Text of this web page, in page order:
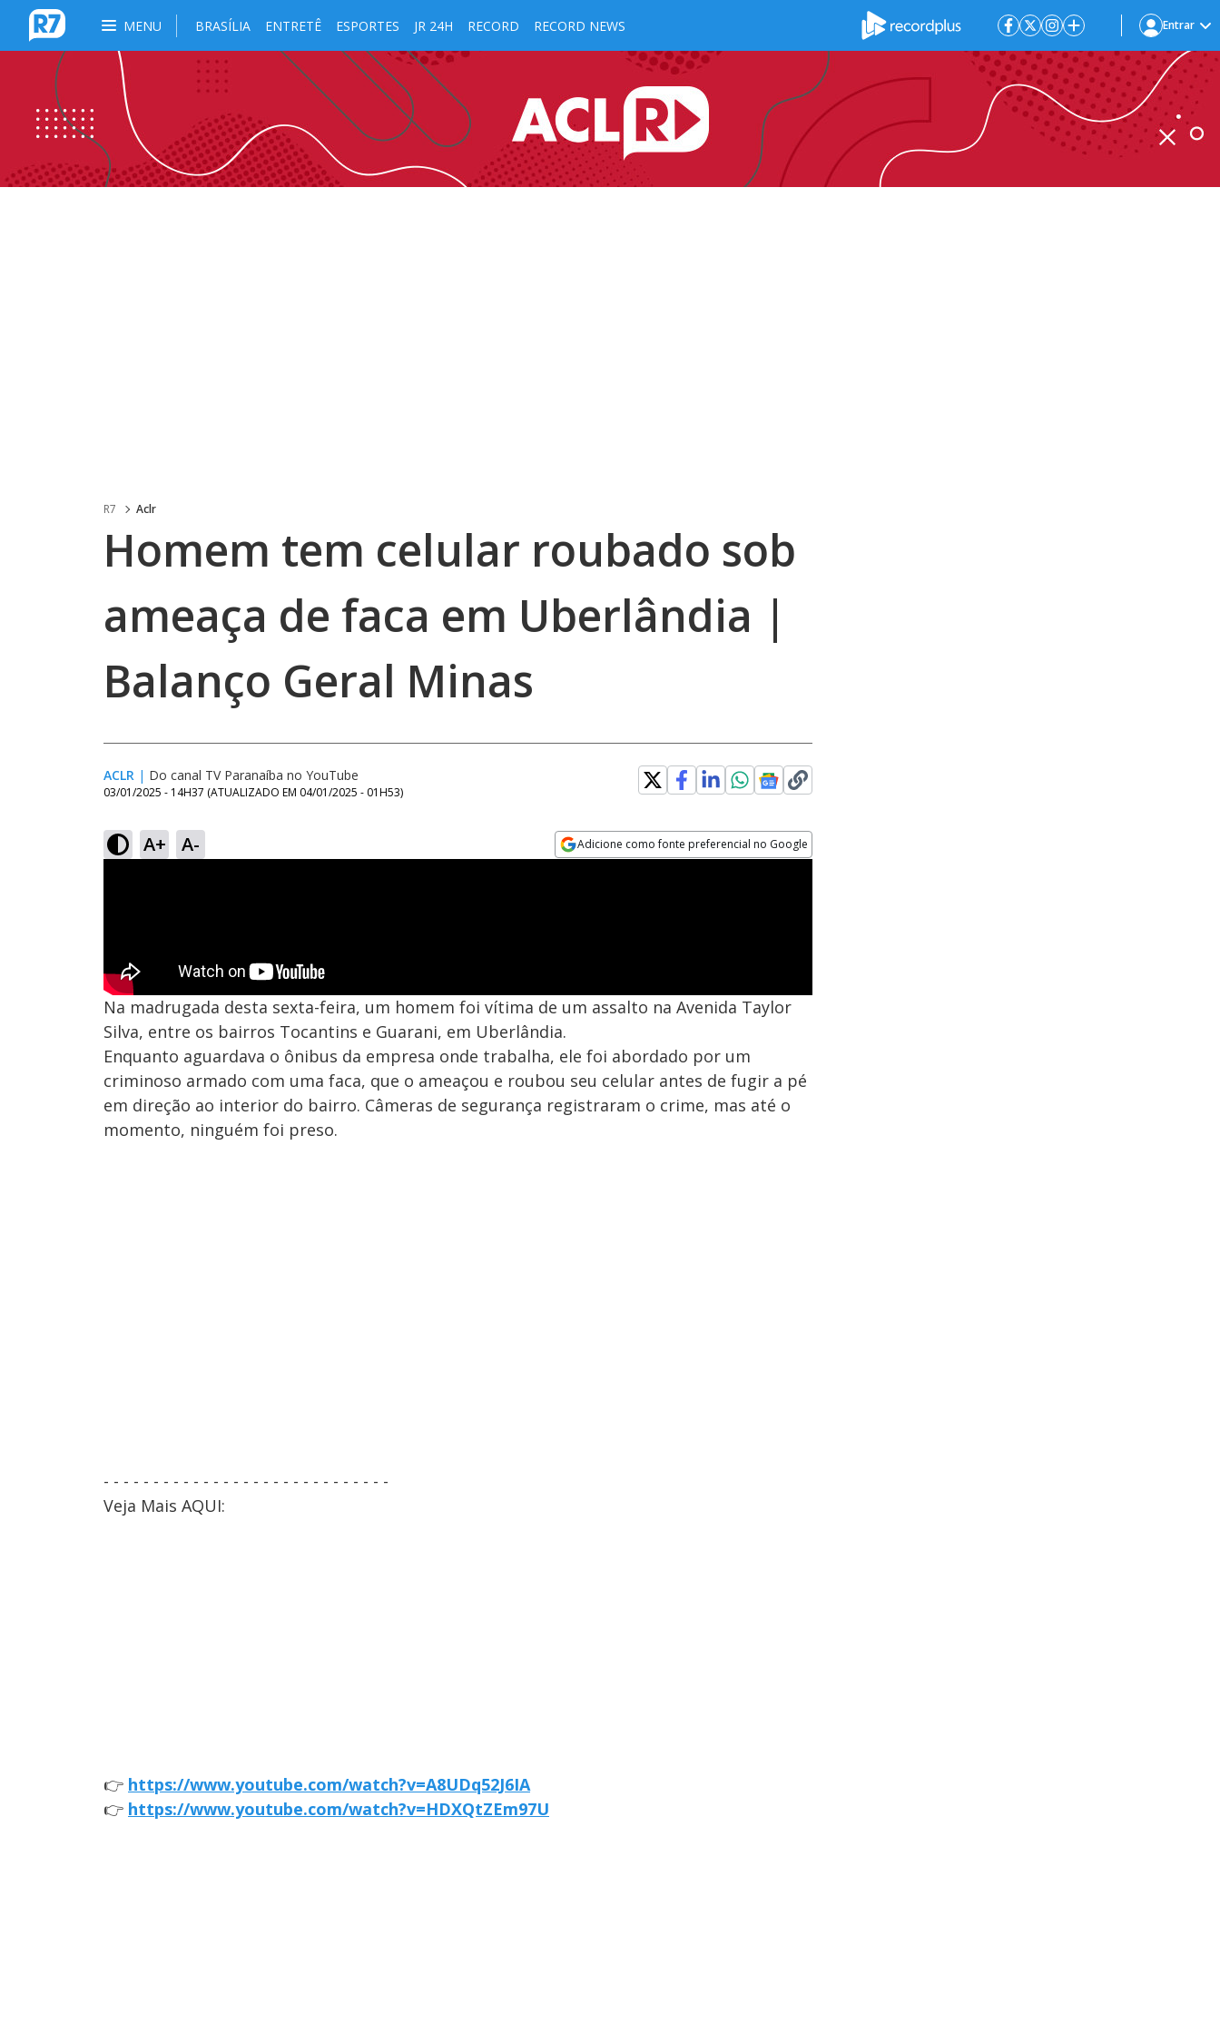
MENU BRASÍLIA ENTRETÊ ESPORTES JR 24H RECORD RECORD NEWS Entrar
R7 Aclr
Homem tem celular roubado sob
ameaça de faca em Uberlândia |
Balanço Geral Minas
ACLR | Do canal TV Paranaíba no YouTube
03/01/2025 - 14H37 (ATUALIZADO EM 04/01/2025 - 01H53)
A+ A- Adicione como fonte preferencial no Google
Na madrugada desta sexta-feira, um homem foi vítima de um assalto na Avenida Taylor
Silva, entre os bairros Tocantins e Guarani, em Uberlândia.
Enquanto aguardava o ônibus da empresa onde trabalha, ele foi abordado por um
criminoso armado com uma faca, que o ameaçou e roubou seu celular antes de fugir a pé
em direção ao interior do bairro. Câmeras de segurança registraram o crime, mas até o
momento, ninguém foi preso.
- - - - - - - - - - - - - - - - - - - - - - - - - - - - -
Veja Mais AQUI:
👉 https://www.youtube.com/watch?v=A8UDq52J6IA
👉 https://www.youtube.com/watch?v=HDXQtZEm97U